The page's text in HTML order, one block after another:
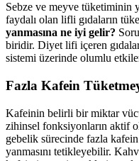
Sebze ve meyve tüketiminin
faydalı olan lifli gıdaların
yanmasına ne iyi gelir?
biridir. Diyet lifi içeren
sistemi üzerinde olumlu
Fazla Kafein
Kafeinin belirli bir miktar
zihinsel fonksiyonların aktif
gebelik sürecinde fazla
yanmasını tetikleyebilir.